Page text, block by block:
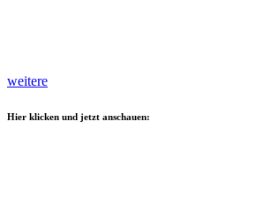
weitere
Hier klicken und jetzt anschauen: